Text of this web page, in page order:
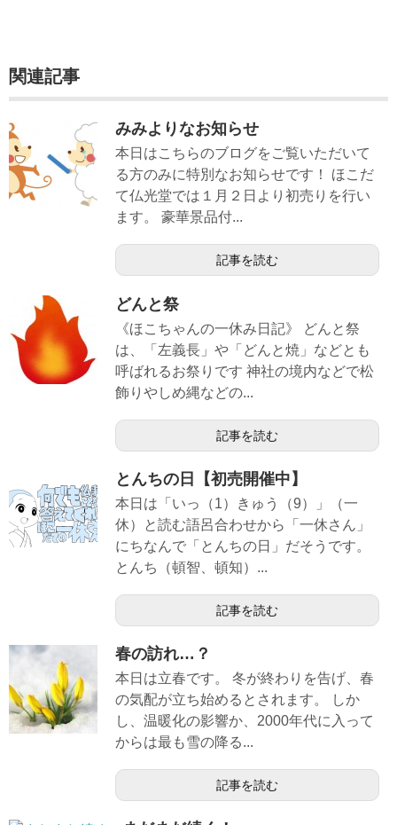
関連記事
みみよりなお知らせ
本日はこちらのブログをご覧いただいて
る方のみに特別なお知らせです！ ほこだ
て仏光堂では１月２日より初売りを行い
ます。 豪華景品付...
記事を読む
どんと祭
《ほこちゃんの一休み日記》 どんと祭
は、「左義長」や「どんと焼」などとも
呼ばれるお祭りです 神社の境内などで松
飾りやしめ縄などの...
記事を読む
とんちの日【初売開催中】
本日は「いっ（1）きゅう（9）」（一
休）と読む語呂合わせから「一休さん」
にちなんで「とんちの日」だそうです。
とんち（頓智、頓知）...
記事を読む
春の訪れ…？
本日は立春です。 冬が終わりを告げ、春
の気配が立ち始めるとされます。 しか
し、温暖化の影響か、2000年代に入って
からは最も雪の降る...
記事を読む